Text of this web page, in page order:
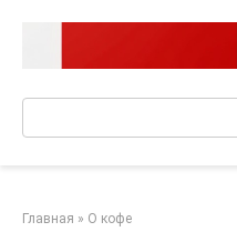
Главная » О кофе